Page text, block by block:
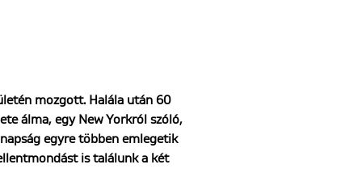
mozgott. Halála után 60
álma, egy New Yorkról szóló,
egyre többen emlegetik
is találunk a két